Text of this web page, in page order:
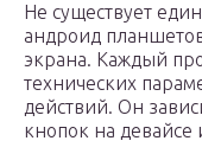
Не существует
андроид
экрана. Каждый
технических
действий. Он
кнопок на девайсе